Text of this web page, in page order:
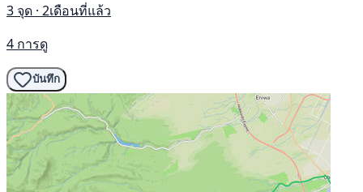
3 จุด · 2เดือนที่แล้ว
4 การดู
บันทึก